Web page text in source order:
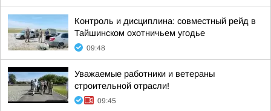
Контроль и дисциплина: совместный рейд в
Тайшинском охотничьем угодье
09:48
Уважаемые работники и ветераны
строительной отрасли!
09:45